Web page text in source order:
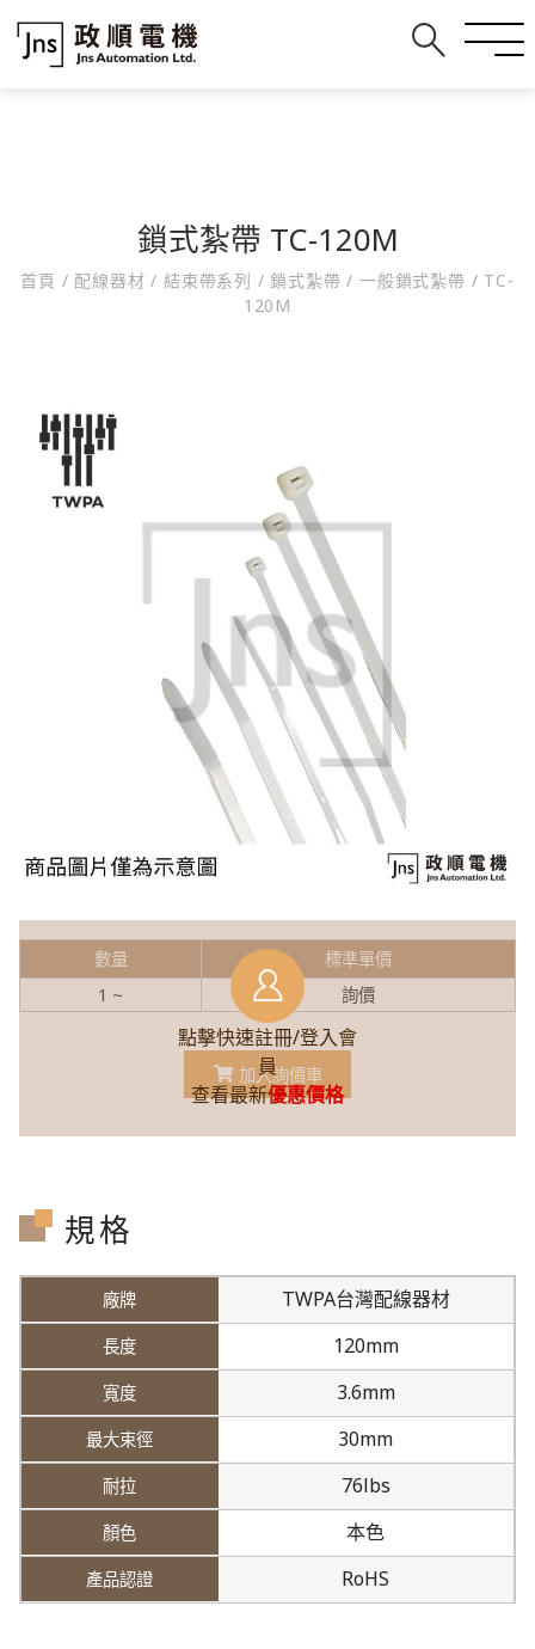
鎖式紮帶 TC-120M
首頁 / 配線器材/ 結束帶系列 / 鎖式紮帶/ 一般鎖式紮帶 / TC-
120M
點擊快速註冊/登入會
員
查看最新優惠價格
數量
標準單價
1 ~
詢價
加入詢價車
規格
TWPA台灣配線器材
120mm
3.6mm
30mm
76lbs
本色
RoHS